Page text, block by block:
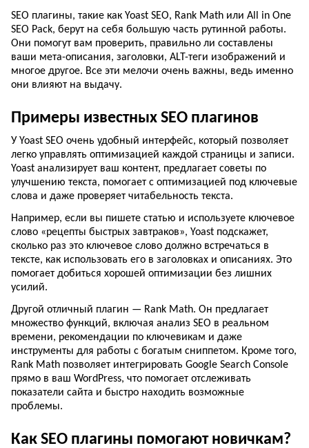
SEO плагины, такие как Yoast SEO, Rank Math или All in One
SEO Pack, берут на себя большую часть рутинной работы.
Они помогут вам проверить, правильно ли составлены
ваши мета-описания, заголовки, ALT-теги изображений и
многое другое. Все эти мелочи очень важны, ведь именно
они влияют на выдачу.
Примеры известных SEO плагинов
У Yoast SEO очень удобный интерфейс, который позволяет
легко управлять оптимизацией каждой страницы и записи.
Yoast анализирует ваш контент, предлагает советы по
улучшению текста, помогает с оптимизацией под ключевые
слова и даже проверяет читабельность текста.
Например, если вы пишете статью и используете ключевое
слово «рецепты быстрых завтраков», Yoast подскажет,
сколько раз это ключевое слово должно встречаться в
тексте, как использовать его в заголовках и описаниях. Это
помогает добиться хорошей оптимизации без лишних
усилий.
Другой отличный плагин — Rank Math. Он предлагает
множество функций, включая анализ SEO в реальном
времени, рекомендации по ключевикам и даже
инструменты для работы с богатым сниппетом. Кроме того,
Rank Math позволяет интегрировать Google Search Console
прямо в ваш WordPress, что помогает отслеживать
показатели сайта и быстро находить возможные
проблемы.
Как SEO плагины помогают новичкам?